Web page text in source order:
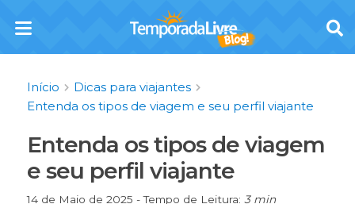
Início
Dicas para viajantes
Entenda os tipos de viagem e seu perfil viajante
Entenda os tipos de viagem
e seu perfil viajante
14 de Maio de 2025 - Tempo de Leitura: 3 min